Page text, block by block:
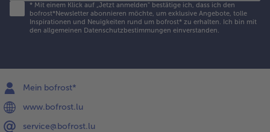
* Mit einem Klick auf „Jetzt anmelden" bestätige ich, dass ich den
bofrost*Newsletter abonnieren möchte, um exklusive Angebote, tolle
Inspirationen und Neuigkeiten rund um bofrost* zu erhalten. Ich bin mit
den allgemeinen Datenschutzbestimmungen einverstanden.
Mein bofrost*
www.bofrost.lu
service@bofrost.lu